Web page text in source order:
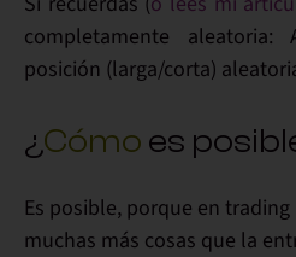
completamente aleatoria:
posición (larga/corta)
¿Cómo es
Es posible, porque en trading
muchas más cosas que la